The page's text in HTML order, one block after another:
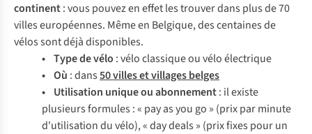
continent: vous pouvez en effet les trouver dans plus de 70
villes européennes. Même en Belgique, des centaines de
vélos sont déjà disponibles.
• Type de vélo : vélo classique ou vélo électrique
• Où : dans50 villes et villages belges
• Utilisation unique ou abonnement: il existe
plusieurs formules : « pay as you go » (prix par minute
d'utilisation du vélo), « day deals » (prix fixes pour un